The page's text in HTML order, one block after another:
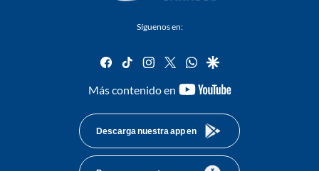
Síguenos en:
facebook
tiktok instagram
twitterwhatsapp
google
Más contenido en
youtube-
Descarga nuestra app en